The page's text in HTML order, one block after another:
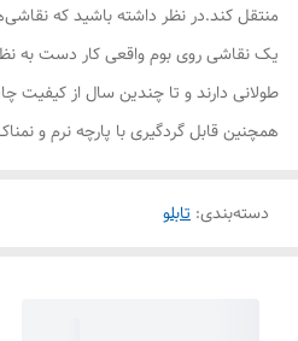
منتقل کند.در نظر داشته باشید که
یک نقاشی روی بوم واقعی کار دست به
طولانی دارند و تا چندین سال از کیفیت
همچنین قابل گردگیری با پارچه نرم و
دسته‌بندی: تابلو